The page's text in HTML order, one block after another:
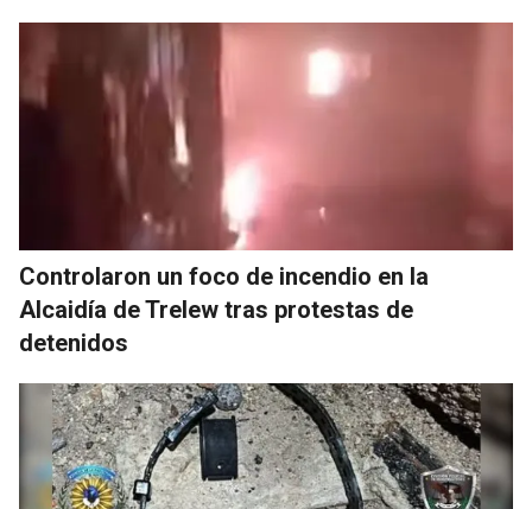
Controlaron un foco de incendio en la
Alcaidía de Trelew tras protestas de
detenidos